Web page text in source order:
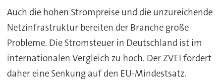
Auch die hohen Strompreise und die unzureichende
Netzinfrastruktur bereiten der Branche große
Probleme. Die Stromsteuer in Deutschland ist im
internationalen Vergleich zu hoch. Der ZVEI fordert
daher eine Senkung auf den EU-Mindestsatz.